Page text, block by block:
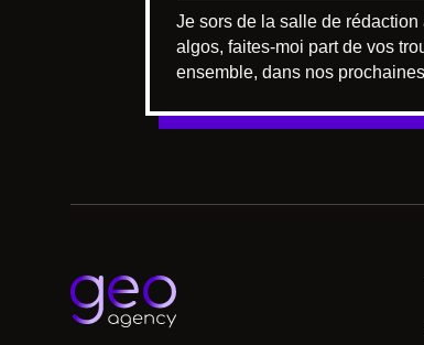
Je sors de la salle de rédaction
algos, faites-moi part de vos
ensemble, dans nos